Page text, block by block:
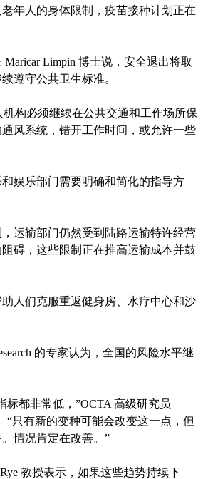
年人的身体限制，疫苗接种计划正在
Limpin 博士说，安全退出将取
遵守公共卫生标准。
构必须继续在公共交通和工作场所保
风系统，错开工作时间，或允许一些
娱乐部门需要明确和简化的指导方
运输部门仍然受到陆路运输特许经营
碍，这些限制正在推高运输成本并鼓
人们克服重返健身房、水疗中心和沙
的专家认为，全国的风险水平继
标都非常低，”OCTA 高级研究员
“只有新的变种可能会改变这一点，但
情况肯定在改善。”
教授表示，如果这些趋势持续下